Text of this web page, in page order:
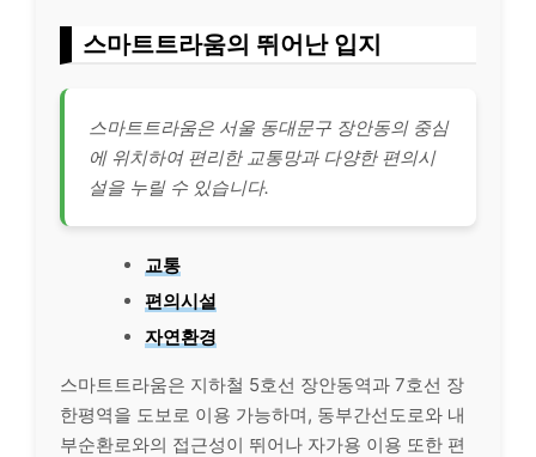
스마트트라움의 뛰어난 입지
스마트트라움은 서울 동대문구 장안동의 중심
에 위치하여 편리한 교통망과 다양한 편의시
설을 누릴 수 있습니다.
교통
편의시설
자연환경
스마트트라움은 지하철 5호선 장안동역과 7호선 장
한평역을 도보로 이용 가능하며, 동부간선도로와 내
부순환로와의 접근성이 뛰어나 자가용 이용 또한 편